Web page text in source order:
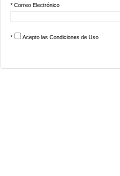
* Correo Electrónico
* Acepto las Condiciones de Uso